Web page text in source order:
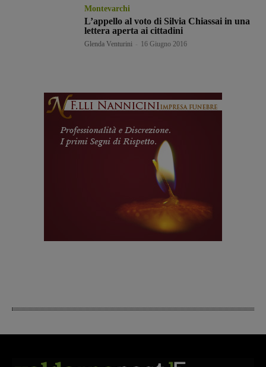
Montevarchi
L’appello al voto di Silvia Chiassai in una
lettera aperta ai cittadini
Glenda Venturini 16 Giugno 2016